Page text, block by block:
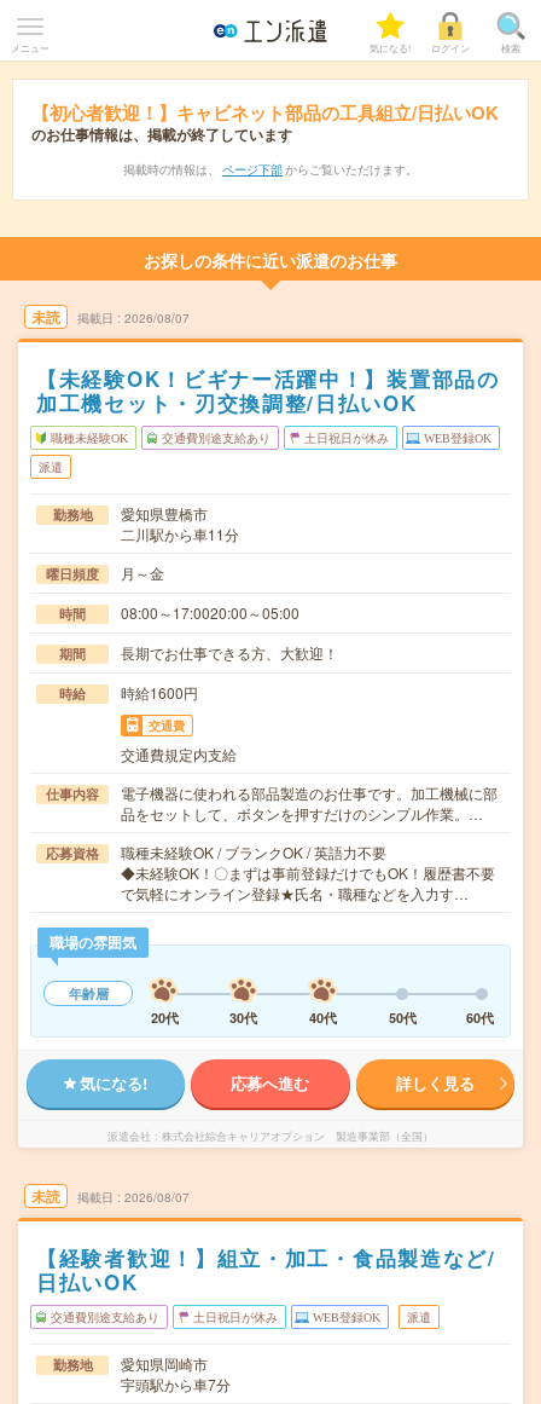
メニュー 気になる! ログイン 検索
【初心者歓迎！】キャビネット部品の工具組立/日払いOK
のお仕事情報は、掲載が終了しています
掲載時の情報は、 ページ下部 からご覧いただけます。
お探しの条件に近い派遣のお仕事
未読 掲載日 2026/08/07
【未経験OK！ビギナー活躍中！】装置部品の
加工機セット・刃交換調整/日払いOK
職種未経験OK 交通費別途支給あり 土日祝日が休み WEB登録OK
派遣
勤務地
愛知県豊橋市
二川駅から車11分
曜日頻度 月～金
時間 08:00～17:0020:00～05:00
期間 長期でお仕事できる方、大歓迎！
時給 時給1600円
交通費
交通費規定内支給
仕事内容
電子機器に使われる部品製造のお仕事です。加工機械に部
品をセットして、ボタンを押すだけのシンプル作業。…
応募資格
職種未経験OK / ブランクOK / 英語力不要
◆未経験OK！〇まずは事前登録だけでもOK！履歴書不要
で気軽にオンライン登録★氏名・職種などを入力す…
職場の雰囲気
年齢層
20代
30代 40代 50代 60代
気になる! 応募へ進む 詳しく見る
派遣会社 株式会社綜合キャリアオプション 製造事業部（全国）
未読 掲載日 2026/08/07
【経験者歓迎！】組立・加工・食品製造など/
日払いOK
交通費別途支給あり 土日祝日が休み WEB登録OK 派遣
勤務地
愛知県岡崎市
宇頭駅から車7分